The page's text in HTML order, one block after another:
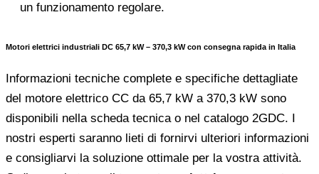
un funzionamento regolare.
Motori elettrici industriali DC 65,7 kW – 370,3 kW con consegna rapida in Italia
Informazioni tecniche complete e specifiche dettagliate
del motore elettrico CC da 65,7 kW a 370,3 kW sono
disponibili nella scheda tecnica o nel catalogo 2GDC. I
nostri esperti saranno lieti di fornirvi ulteriori informazioni
e consigliarvi la soluzione ottimale per la vostra attività.